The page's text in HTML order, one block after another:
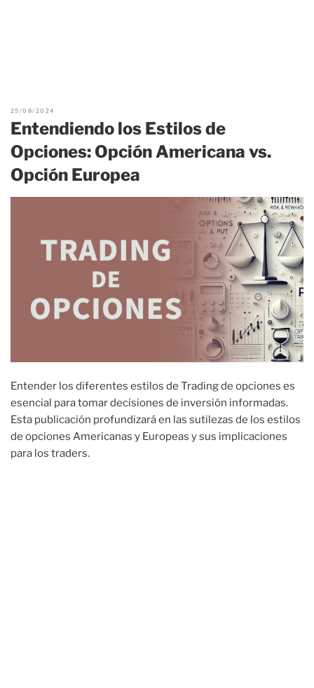
25/08/2024
Entendiendo los Estilos de
Opciones: Opción Americana vs.
Opción Europea
Entender los diferentes estilos de Trading de opciones es
esencial para tomar decisiones de inversión informadas.
Esta publicación profundizará en las sutilezas de los estilos
de opciones Americanas y Europeas y sus implicaciones
para los traders.